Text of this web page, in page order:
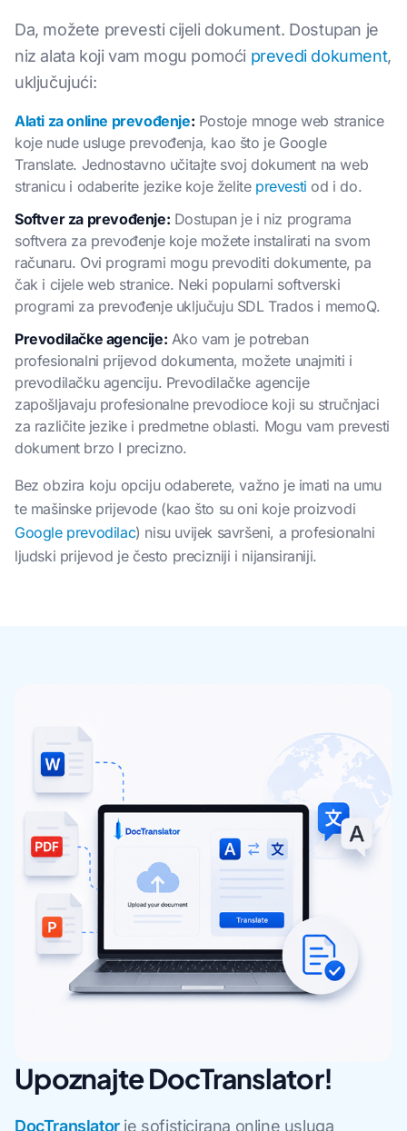
Da, možete prevesti cijeli dokument. Dostupan je
niz alata koji vam mogu pomoći prevedi dokument,
uključujući:
Alati za online prevođenje: Postoje mnoge web stranice
koje nude usluge prevođenja, kao što je Google
Translate. Jednostavno učitajte svoj dokument na web
stranicu i odaberite jezike koje želite prevesti od i do.
Softver za prevođenje: Dostupan je i niz programa
softvera za prevođenje koje možete instalirati na svom
računaru. Ovi programi mogu prevoditi dokumente, pa
čak i cijele web stranice. Neki popularni softverski
programi za prevođenje uključuju SDL Trados i memoQ.
Prevodilačke agencije: Ako vam je potreban
profesionalni prijevod dokumenta, možete unajmiti i
prevodilačku agenciju. Prevodilačke agencije
zapošljavaju profesionalne prevodioce koji su stručnjaci
za različite jezike i predmetne oblasti. Mogu vam prevesti
dokument brzo I precizno.
Bez obzira koju opciju odaberete, važno je imati na umu
te mašinske prijevode (kao što su oni koje proizvodi
Google prevodilac) nisu uvijek savršeni, a profesionalni
ljudski prijevod je često precizniji i nijansiraniji.
Upoznajte DocTranslator!
DocTranslatorje sofisticirana online usluga